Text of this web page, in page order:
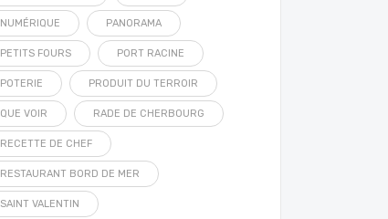
NUMÉRIQUE PANORAMA
PETITS FOURS PORT RACINE
POTERIE PRODUIT DU TERROIR
QUE VOIR RADE DE CHERBOURG
RECETTE DE CHEF
RESTAURANT BORD DE MER
SAINT VALENTIN